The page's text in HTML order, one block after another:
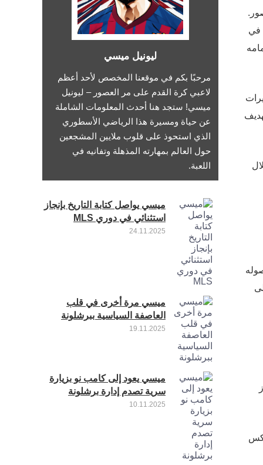
في
وصوله
ويعكس
ليونيل ميسي
مرحبًا بكم في موقعنا المخصص لأحد أعظم
لاعبي كرة القدم على مر العصور – ليونيل
ميسي! ستجد هنا أحدث المعلومات الشاملة
عن حياة ومسيرة هذا الرياضي الأسطوري
الذي استحوذ على قلوب ملايين المشجعين
حول العالم بمهارته المذهلة وتفانيه في
اللعبة.
ميسي يواصل كتابة التاريخ بإنجاز
استثنائي في دوري MLS
24.11.2025
ميسي مرة أخرى في قلب
العاصفة السياسية ببرشلونة
19.11.2025
ميسي يعود إلى كامب نو بزيارة
سرية تصدم إدارة برشلونة
10.11.2025